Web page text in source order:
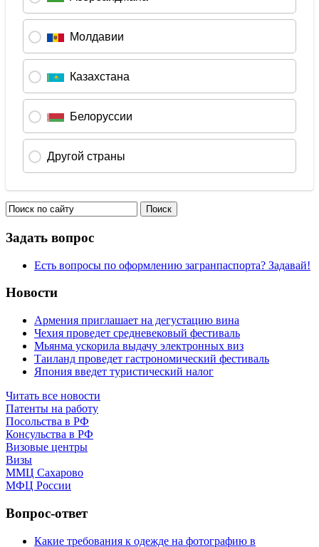
Задать вопрос
Есть вопросы по оформлению загранпаспорта? Задавай!
Новости
Армения приглашает на дегустацию вина
Чехия проведет средневековый фестиваль
Мьянма ускорила выдачу электронных виз
Таиланд проведет гастрономический фестиваль
Япония введет туристический налог
Читать все новости
Патенты на работу
Посольства в РФ
Консульства в РФ
Визовые центры
Визы
ММЦ Сахарово
МФЦ России
Вопрос-ответ
Какие требования к одежде на фотографию в